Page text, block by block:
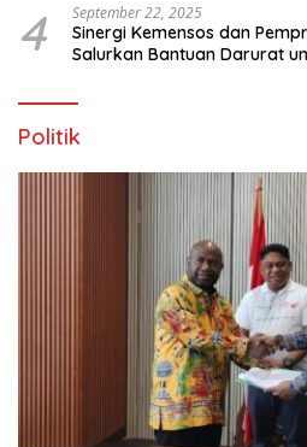
4 September 22, 2025
Sinergi Kemensos dan
Salurkan Bantuan Darurat
Politik